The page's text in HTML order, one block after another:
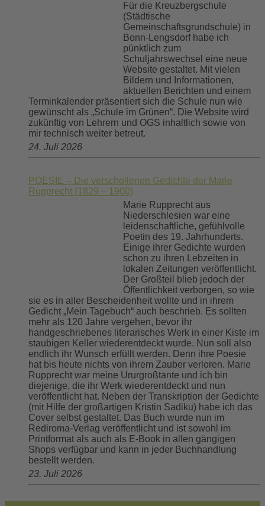
Für die Kreuzbergschule
(Städtische
Gemeinschaftsgrundschule) in
Bonn-Lengsdorf habe ich
pünktlich zum
Schuljahrswechsel eine neue
Website gestaltet. Mit vielen
Bildern und Informationen,
aktuellen Berichten und einem
Terminkalender präsentiert sich die Schule nun wie
gewünscht als „Schule im Grünen“. Die Website wird
zukünftig von Lehrern und OGS inhaltlich sowie von
mir technisch weiter betreut.
24. Juli 2026
POESIE – Die verschollenen Gedichte der Marie
Rupprecht (1829 – 1900)
Marie Rupprecht aus
Niederschlesien war eine
leidenschaftliche, gefühlvolle
Poetin des 19. Jahrhunderts.
Einige ihrer Gedichte wurden
schon zu ihren Lebzeiten in
lokalen Zeitungen veröffentlicht.
Der Großteil blieb jedoch der
Öffentlichkeit verborgen, so wie
sie es in aller Bescheidenheit wollte und in ihrem
Gedicht „Mein Tagebuch“ auch beschrieb. Es sollten
mehr als 120 Jahre vergehen, bevor ihr
handgeschriebenes literarisches Werk in einer Kiste im
staubigen Keller wiederentdeckt wurde. Nun soll also
endlich ihr Wunsch erfüllt werden. Denn ihre Poesie
hat bis heute nichts von ihrem Zauber verloren. Marie
Rupprecht war meine Ururgroßtante und ich bin
diejenige, die ihr Werk wiederentdeckt und nun
veröffentlicht hat. Neben der Transkription der Gedichte
(mit Hilfe der großartigen Kristin Sadiku) habe ich das
Cover selbst gestaltet. Das Buch wurde nun im
Rediroma-Verlag veröffentlicht und ist sowohl im
Printformat als auch als E-Book in allen gängigen
Shops verfügbar und kann in jeder Buchhandlung
bestellt werden.
23. Juli 2026